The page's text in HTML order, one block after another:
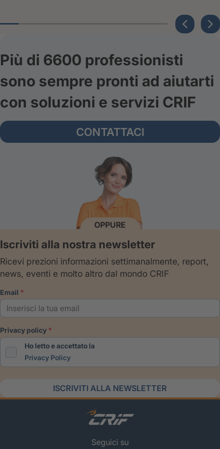
Più di 6600 professionisti
sono sempre pronti ad aiutarti
con soluzioni e servizi CRIF
CONTATTACI
OPPURE
Iscriviti alla nostra newsletter
Ricevi prezioni informazioni settimanalmente, report,
news, eventi e molto altro dal mondo CRIF
email
privacy policy
Ho letto e accettato la
Privacy Policy
ISCRIVITI ALLA NEWSLETTER
Seguici su